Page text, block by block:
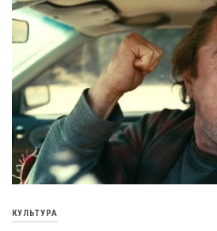
КУЛЬТУРА